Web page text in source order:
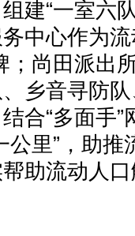
建“一室六
中心作为
；尚田派出
乡音寻防
合“多面手
公里”，助
助流动人